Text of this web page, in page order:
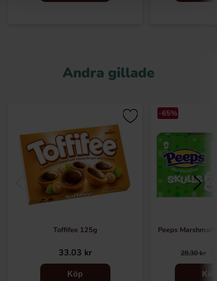
Andra gillade
Toffifee 125g
33.03 kr
Köp
-65%
Peeps
28.30 kr
Köp